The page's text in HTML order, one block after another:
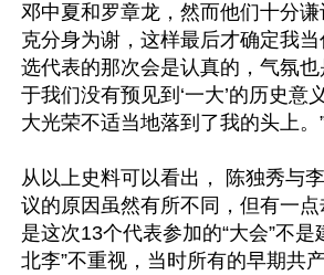
邓中夏和罗章龙，然而他们十分
克分身为谢，这样最后才确定我当
选代表的那次会是认真的，气氛
于我们没有预见到‘一大’的历史意
大光荣不适当地落到了我的头上。
从以上史料可以看出， 陈独秀与
议的原因虽然有所不同，但有一
是这次13个代表参加的“大会”不是
北李”不重视，当时所有的早期共